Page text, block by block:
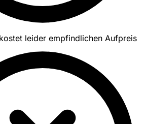
leider empfindlichen Aufpreis